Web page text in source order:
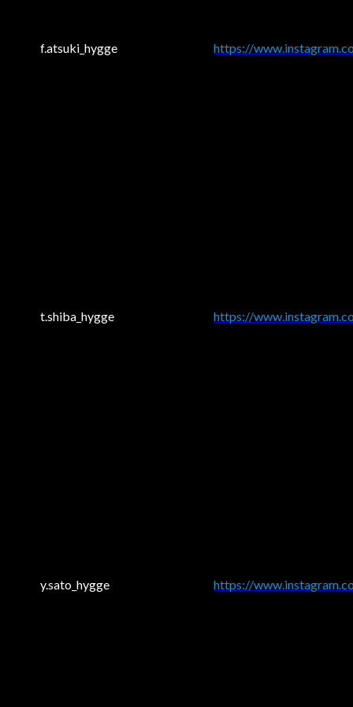
f.atsuki_hygge https://
t.shiba_hygge https://
y.sato_hygge https://